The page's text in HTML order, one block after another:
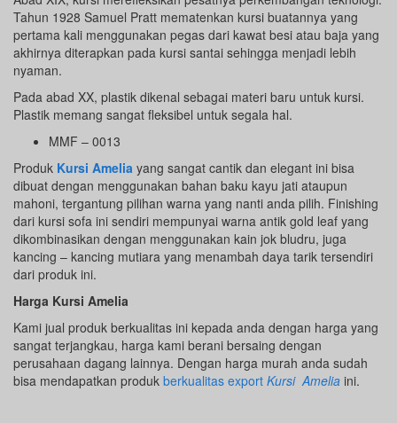
Tahun 1928 Samuel Pratt mematenkan kursi buatannya yang
pertama kali menggunakan pegas dari kawat besi atau baja yang
akhirnya diterapkan pada kursi santai sehingga menjadi lebih
nyaman.
Pada abad XX, plastik dikenal sebagai materi baru untuk kursi.
Plastik memang sangat fleksibel untuk segala hal.
MMF – 0013
Produk Kursi Amelia yang sangat cantik dan elegant ini bisa
dibuat dengan menggunakan bahan baku kayu jati ataupun
mahoni, tergantung pilihan warna yang nanti anda pilih. Finishing
dari kursi sofa ini sendiri mempunyai warna antik gold leaf yang
dikombinasikan dengan menggunakan kain jok bludru, juga
kancing – kancing mutiara yang menambah daya tarik tersendiri
dari produk ini.
Harga Kursi Amelia
Kami jual produk berkualitas ini kepada anda dengan harga yang
sangat terjangkau, harga kami berani bersaing dengan
perusahaan dagang lainnya. Dengan harga murah anda sudah
bisa mendapatkan produk berkualitas export Kursi Amelia ini.